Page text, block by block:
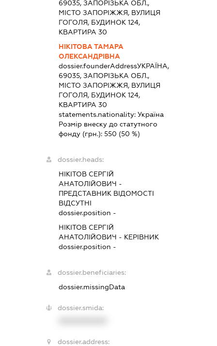
69035, ЗАПОРІЗЬКА ОБЛ.,
МІСТО ЗАПОРІЖЖЯ, ВУЛИЦЯ
ГОГОЛЯ, БУДИНОК 124,
КВАРТИРА 30
НІКІТОВА ТАМАРА
ОЛЕКСАНДРІВНА
dossier.founderAddressУКРАЇНА,
69035, ЗАПОРІЗЬКА ОБЛ.,
МІСТО ЗАПОРІЖЖЯ, ВУЛИЦЯ
ГОГОЛЯ, БУДИНОК 124,
КВАРТИРА 30
statements.nationality: Україна
Розмір внеску до статутного
фонду (грн.): 550 (50 %)
dossier.heads:
НІКІТОВ СЕРГІЙ
АНАТОЛІЙОВИЧ -
ПРЕДСТАВНИК ВІДОМОСТІ
ВІДСУТНІ
dossier.position -
НІКІТОВ СЕРГІЙ
АНАТОЛІЙОВИЧ - КЕРІВНИК
dossier.position -
dossier.beneficiaries:
dossier.missingData
dossier.smida:
dossier.address: